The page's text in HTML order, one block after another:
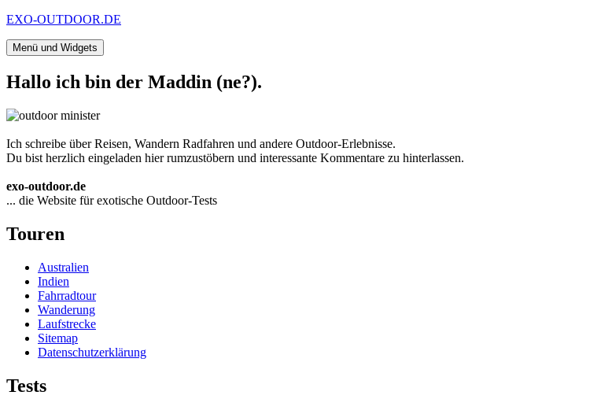
Zum
springen
EXO-OUTDOOR.DE
Menü und Widgets
Hallo ich bin der Maddin (ne?).
Ich schreibe über Reisen, Wandern Radfahren und andere Outdoor-Erlebnisse.
Du bist herzlich eingeladen hier rumzustöbern und interessante Kommentare zu hinterlassen.
exo-outdoor.de
... die Website für exotische Outdoor-Tests
Touren
Australien
Indien
Fahrradtour
Wanderung
Laufstrecke
Sitemap
Datenschutzerklärung
Tests